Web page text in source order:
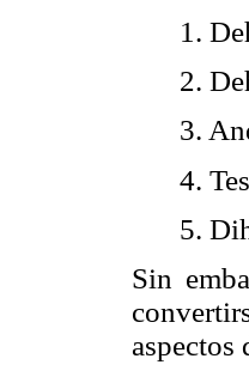
1.
2.
3.
4.
5.
Sin
aspectos